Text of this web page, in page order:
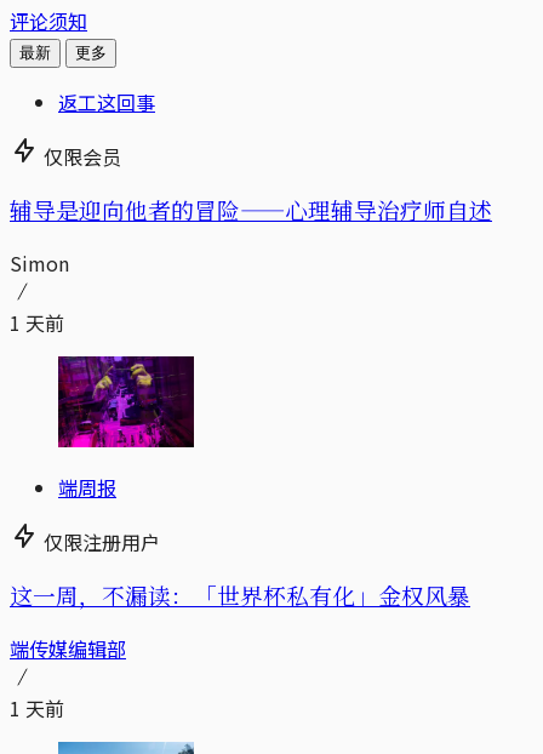
评论须知
最新 更多
返工这回事
仅限会员
辅导是迎向他者的冒险——心理辅导治疗师自述
Simon
1 天前
端周报
仅限注册用户
这一周，不漏读：「世界杯私有化」金权风暴
端传媒编辑部
1 天前